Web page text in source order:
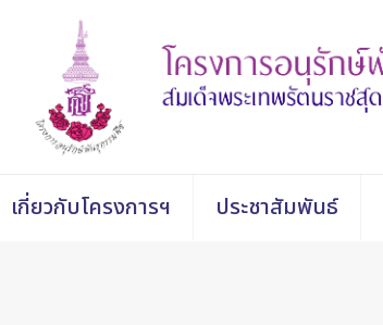
เกี่ยวกับโครงการฯ ประชาสัมพันธ์